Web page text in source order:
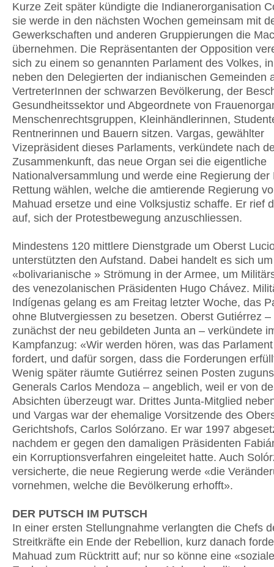
Kurze Zeit später kündigte die Indianerorganisation
sie werde in den nächsten Wochen gemeinsam mit
Gewerkschaften und anderen Gruppierungen die
übernehmen. Die Repräsentanten der Opposition
sich zu einem so genannten Parlament des Volkes,
neben den Delegierten der indianischen Gemeinden
VertreterInnen der schwarzen Bevölkerung, der
Gesundheitssektor und Abgeordnete von
Menschenrechtsgruppen, Kleinhändlerinnen,
Rentnerinnen und Bauern sitzen. Vargas, gewählter
Vizepräsident dieses Parlaments, verkündete nach
Zusammenkunft, das neue Organ sei die eigentliche
Nationalversammlung und werde eine Regierung der
Rettung wählen, welche die amtierende Regierung
Mahuad ersetze und eine Volksjustiz schaffe. Er rief
auf, sich der Protestbewegung anzuschliessen.
Mindestens 120 mittlere Dienstgrade um Oberst
unterstützten den Aufstand. Dabei handelt es sich
«bolivarianische » Strömung in der Armee, um
des venezolanischen Präsidenten Hugo Chávez.
Indígenas gelang es am Freitag letzter Woche, das
ohne Blutvergiessen zu besetzen. Oberst Gutiérrez
zunächst der neu gebildeten Junta an – verkündete
Kampfanzug: «Wir werden hören, was das
fordert, und dafür sorgen, dass die Forderungen
Wenig später räumte Gutiérrez seinen Posten
Generals Carlos Mendoza – angeblich, weil er von
Absichten überzeugt war. Drittes Junta-Mitglied
und Vargas war der ehemalige Vorsitzende des
Gerichtshofs, Carlos Solórzano. Er war 1997
nachdem er gegen den damaligen Präsidenten
ein Korruptionsverfahren eingeleitet hatte. Auch
versicherte, die neue Regierung werde «die
vornehmen, welche die Bevölkerung erhofft».
DER PUTSCH IM PUTSCH
In einer ersten Stellungnahme verlangten die Chefs
Streitkräfte ein Ende der Rebellion, kurz danach
Mahuad zum Rücktritt auf; nur so könne eine «soziale